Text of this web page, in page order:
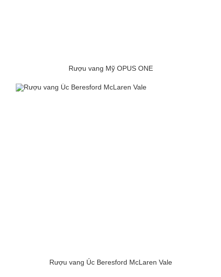
Rượu vang Mỹ OPUS ONE
Rượu vang Úc Beresford McLaren Vale